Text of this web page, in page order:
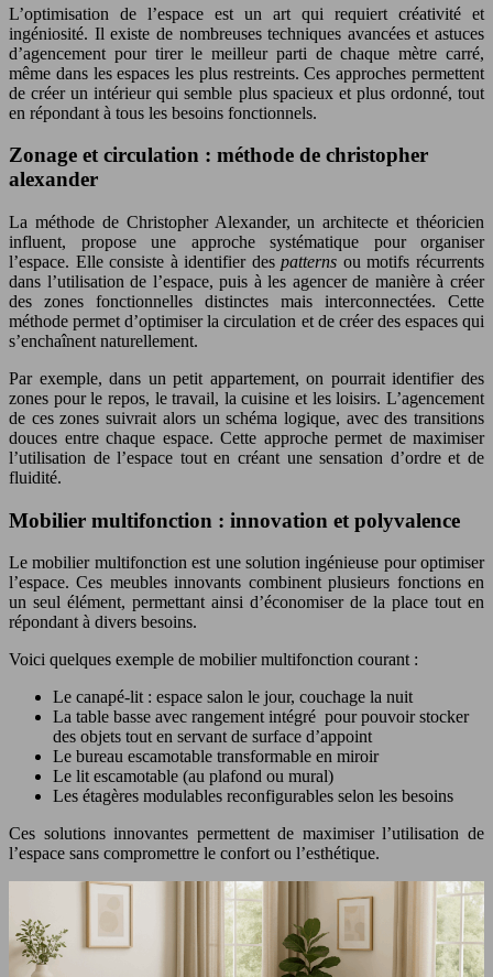
L’optimisation de l’espace est un art qui requiert créativité et
ingéniosité. Il existe de nombreuses techniques avancées et astuces
d’agencement pour tirer le meilleur parti de chaque mètre carré,
même dans les espaces les plus restreints. Ces approches permettent
de créer un intérieur qui semble plus spacieux et plus ordonné, tout
en répondant à tous les besoins fonctionnels.
Zonage et circulation : méthode de christopher
alexander
La méthode de Christopher Alexander, un architecte et théoricien
influent, propose une approche systématique pour organiser
l’espace. Elle consiste à identifier despatterns ou motifs récurrents
dans l’utilisation de l’espace, puis à les agencer de manière à créer
des zones fonctionnelles distinctes mais interconnectées. Cette
méthode permet d’optimiser la circulation et de créer des espaces qui
s’enchaînent naturellement.
Par exemple, dans un petit appartement, on pourrait identifier des
zones pour le repos, le travail, la cuisine et les loisirs. L’agencement
de ces zones suivrait alors un schéma logique, avec des transitions
douces entre chaque espace. Cette approche permet de maximiser
l’utilisation de l’espace tout en créant une sensation d’ordre et de
fluidité.
Mobilier multifonction : innovation et polyvalence
Le mobilier multifonction est une solution ingénieuse pour optimiser
l’espace. Ces meubles innovants combinent plusieurs fonctions en
un seul élément, permettant ainsi d’économiser de la place tout en
répondant à divers besoins.
Voici quelques exemple de mobilier multifonction courant :
Le canapé-lit : espace salon le jour, couchage la nuit
La table basse avec rangement intégré pour pouvoir stocker
des objets tout en servant de surface d’appoint
Le bureau escamotable transformable en miroir
Le lit escamotable (au plafond ou mural)
Les étagères modulables reconfigurables selon les besoins
Ces solutions innovantes permettent de maximiser l’utilisation de
l’espace sans compromettre le confort ou l’esthétique.